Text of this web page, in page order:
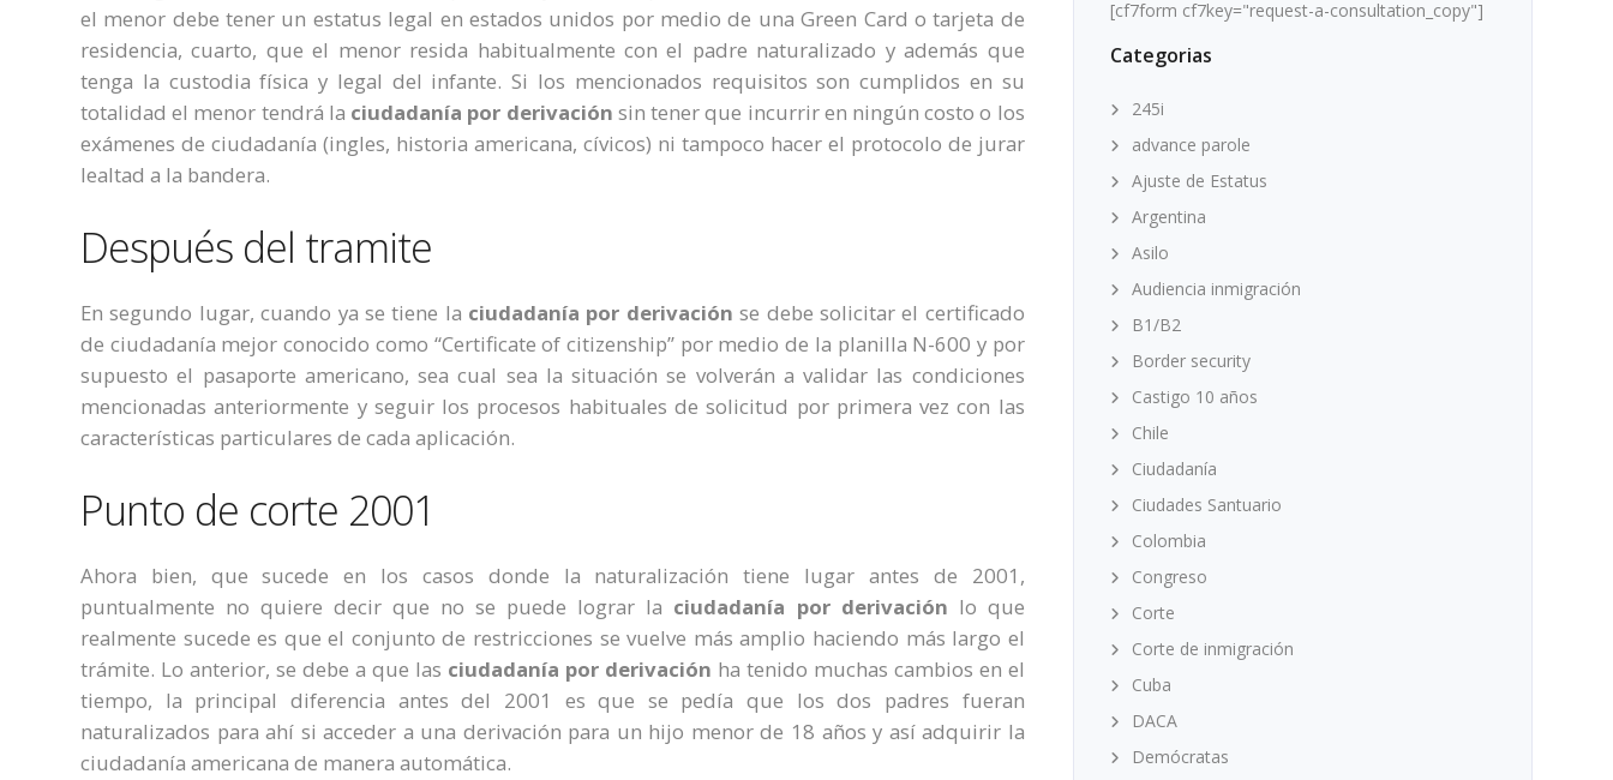
el menor debe tener un estatus legal en estados unidos por medio de una Green Card o tarjeta de
residencia, cuarto, que el menor resida habitualmente con el padre naturalizado y además que
tenga la custodia física y legal del infante. Si los mencionados requisitos son cumplidos en su
totalidad el menor tendrá la ciudadanía por derivación sin tener que incurrir en ningún costo o los
exámenes de ciudadanía (ingles, historia americana, cívicos) ni tampoco hacer el protocolo de jurar
lealtad a la bandera.
Después del tramite
En segundo lugar, cuando ya se tiene la ciudadanía por derivaciónse debe solicitar el certificado
de ciudadanía mejor conocido como “Certificate of citizenship” por medio de la planilla N-600 y por
supuesto el pasaporte americano, sea cual sea la situación se volverán a validar las condiciones
mencionadas anteriormente y seguir los procesos habituales de solicitud por primera vez con las
características particulares de cada aplicación.
Punto de corte 2001
Ahora bien, que sucede en los casos donde la naturalización tiene lugar antes de 2001,
puntualmente no quiere decir que no se puede lograr la ciudadanía por derivación lo que
realmente sucede es que el conjunto de restricciones se vuelve más amplio haciendo más largo el
trámite. Lo anterior, se debe a que las ciudadanía por derivación ha tenido muchas cambios en el
tiempo, la principal diferencia antes del 2001 es que se pedía que los dos padres fueran
naturalizados para ahí si acceder a una derivación para un hijo menor de 18 años y así adquirir la
ciudadanía americana de manera automática.
[cf7form cf7key="request-a-consultation_copy"]
Categorias
245i
advance parole
Ajuste de Estatus
Argentina
Asilo
Audiencia inmigración
B1/B2
Border security
Castigo 10 años
Chile
Ciudadanía
Ciudades Santuario
Colombia
Congreso
Corte
Corte de inmigración
Cuba
DACA
Demócratas